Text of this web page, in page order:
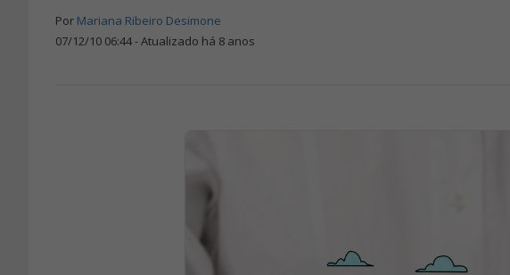
Por Mariana Ribeiro Desimone
07/12/10 06:44 - Atualizado há 8 anos